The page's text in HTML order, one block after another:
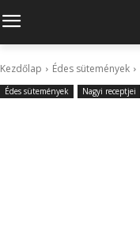
Kezdőlap Édes sütemények
Édes sütemények Nagyi receptjei